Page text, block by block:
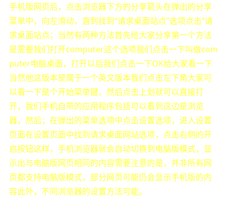
手机版网页后，点击浏览器下方的分享箭头在弹出的分享
菜单中，向左滑动，直到找到“请求桌面站点”选项点击“请
求桌面站点；当然有两种方法首先给大家分享第一个方法
是需要我们打开computer这个选项我们点击一下叫做com
puter电脑桌面，打开以后我们点击一下OK给大家看一下
当然他这版本是属于一个英文版本我们点击左下角大家可
以看一下是个开始菜单键，然后点击上划就可以直接打
开，我们手机自带的应用程序包括可以看到这边是浏览
器，然后；在弹出的菜单选项中点击设置选项，进入设置
页面在设置页面中找到请求桌面网站选项，点击右侧的开
启按钮这样，手机浏览器就会自动切换到电脑版模式，显
示出与电脑版网页相同的内容需要注意的是，并非所有网
页都支持电脑版模式，部分网页可能仍会显示手机版的内
容此外，不同浏览器的设置方法可能。